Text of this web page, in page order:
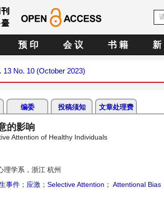
预 印 会 议 书 籍 新
13 No. 10 (October 2023)
编委 投稿须知 文章处理费
的影响
Attention of Healthy Individuals
理学系，浙江 杭州
事件 ； 应激 ； Selective Attention ； Attentional Bias